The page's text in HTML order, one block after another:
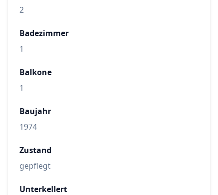
2
Badezimmer
1
Balkone
1
Baujahr
1974
Zustand
gepflegt
Unterkellert